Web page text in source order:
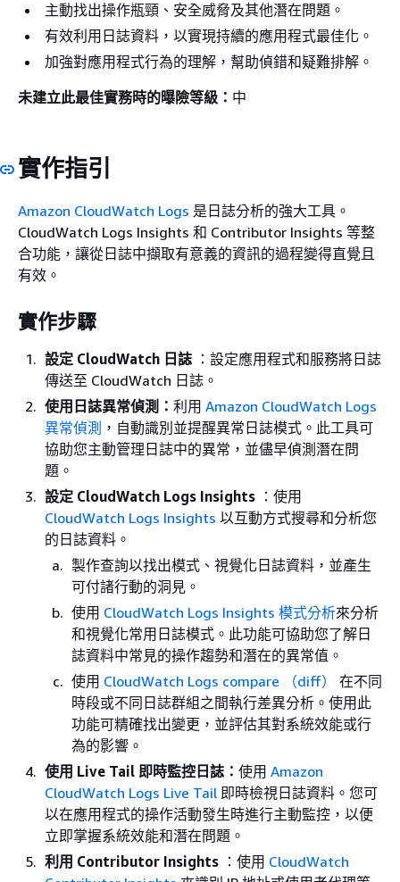
主動找出操作瓶頸、安全威脅及其他潛在問題。
有效利用日誌資料，以實現持續的應用程式最佳化。
加強對應用程式行為的理解，幫助偵錯和疑難排解。
未建立此最佳實務時的曝險等級： 中
實作指引
Amazon CloudWatch Logs 是日誌分析的強大工具。
CloudWatch Logs Insights 和 Contributor Insights 等整
合功能，讓從日誌中擷取有意義的資訊的過程變得直覺且
有效。
實作步驟
設定 CloudWatch 日誌 ：設定應用程式和服務將日誌
傳送至 CloudWatch 日誌。
使用日誌異常偵測： 利用 Amazon CloudWatch Logs
異常偵測 ，自動識別並提醒異常日誌模式。此工具可
協助您主動管理日誌中的異常，並儘早偵測潛在問
題。
設定 CloudWatch Logs Insights ：使用
CloudWatch Logs Insights 以互動方式搜尋和分析您
的日誌資料。
製作查詢以找出模式、視覺化日誌資料，並產生
可付諸行動的洞見。
使用 CloudWatch Logs Insights 模式分析來分析
和視覺化常用日誌模式。此功能可協助您了解日
誌資料中常見的操作趨勢和潛在的異常值。
使用 CloudWatch Logs compare （diff）
在不同
時段或不同日誌群組之間執行差異分析。使用此
功能可精確找出變更，並評估其對系統效能或行
為的影響。
使用 Live Tail 即時監控日誌： 使用 Amazon
CloudWatch Logs Live Tail 即時檢視日誌資料。您可
以在應用程式的操作活動發生時進行主動監控，以便
立即掌握系統效能和潛在問題。
利用 Contributor Insights ：使用 CloudWatch